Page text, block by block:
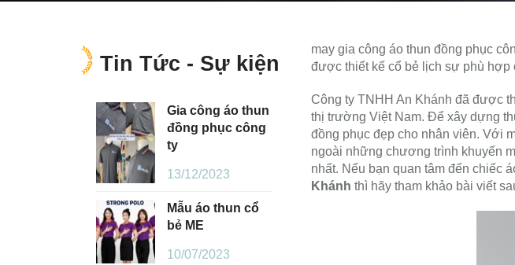
may gia công áo thun đồng phục
được thiết kế cổ bẻ lịch sự phù hợp
Công ty TNHH An Khánh đã được
thị trường Việt Nam. Để xây dựng
đồng phục đẹp cho nhân viên. Với
ngoài những chương trình khuyến
nhất. Nếu bạn quan tâm đến chiếc
Khánh thì hãy tham khảo bài viết
Tin Tức - Sự kiện
Gia công áo thun
đồng phục công
ty
13/12/2023
Mẫu áo thun cổ
bẻ ME
10/07/2023